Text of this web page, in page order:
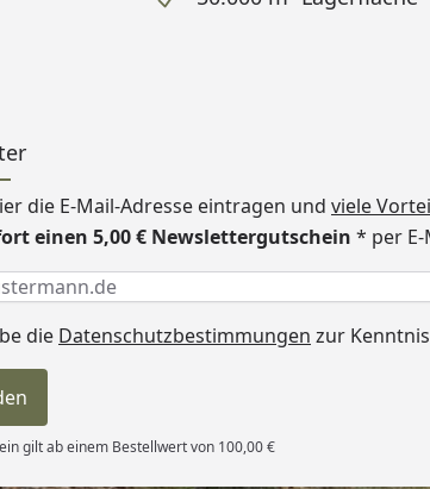
die E-Mail-Adresse eintragen und viele
einen 5,00 € Newslettergutschein * per
erforderlich
die Datenschutzbestimmungen zur
gilt ab einem Bestellwert von 100,00 €